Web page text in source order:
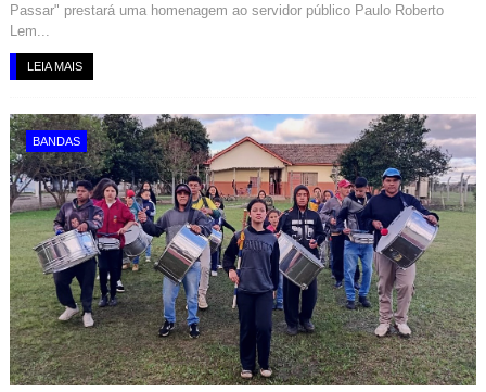
Passar" prestará uma homenagem ao servidor público Paulo Roberto
Lem...
LEIA MAIS
BANDAS